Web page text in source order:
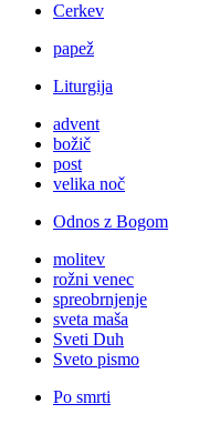
Cerkev
papež
Liturgija
advent
božič
post
velika noč
Odnos z Bogom
molitev
rožni venec
spreobrnjenje
sveta maša
Sveti Duh
Sveto pismo
Po smrti